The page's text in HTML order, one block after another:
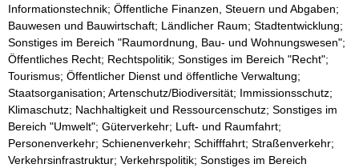
Informationstechnik; Öffentliche Finanzen, Steuern und Abgaben;
Bauwesen und Bauwirtschaft; Ländlicher Raum; Stadtentwicklung;
Sonstiges im Bereich "Raumordnung, Bau- und Wohnungswesen";
Öffentliches Recht; Rechtspolitik; Sonstiges im Bereich "Recht";
Tourismus; Öffentlicher Dienst und öffentliche Verwaltung;
Staatsorganisation; Artenschutz/Biodiversität; Immissionsschutz;
Klimaschutz; Nachhaltigkeit und Ressourcenschutz; Sonstiges im
Bereich "Umwelt"; Güterverkehr; Luft- und Raumfahrt;
Personenverkehr; Schienenverkehr; Schifffahrt; Straßenverkehr;
Verkehrsinfrastruktur; Verkehrspolitik; Sonstiges im Bereich